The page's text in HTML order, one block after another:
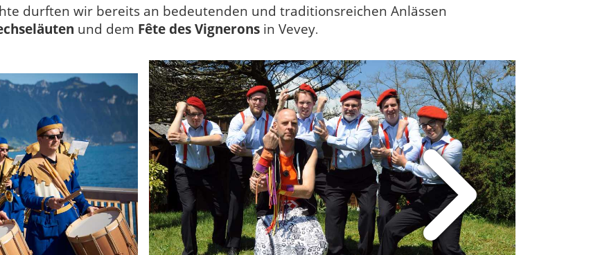
durften wir bereits an bedeutenden und traditionsreichen Anlässen
und dem Fête des Vignerons in Vevey.